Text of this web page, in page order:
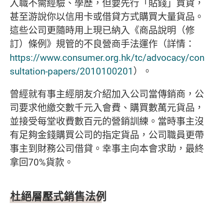
入職不需經驗、學歷，但要先行「貼錢」買貨，
甚至游說你以信用卡或借貸方式購買大量貨品。
這些公司更隨時用上現已納入《商品說明（修
訂）條例》規管的不良營商手法運作（詳情：
https://www.consumer.org.hk/tc/advocacy/con
sultation-papers/2010100201）。
曾經就有事主經朋友介紹加入公司當傳銷商，公
司要求他繳交數千元入會費、購買數萬元貨品，
並接受每堂收費數百元的營銷訓練。當時事主沒
有足夠金錢購買公司的指定貨品，公司職員更帶
事主到財務公司借貸。幸事主向本會求助，最終
拿回70%貨款。
杜絕層壓式銷售法例